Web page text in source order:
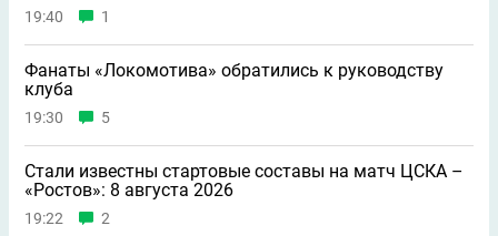
19:40 1
Фанаты «Локомотива» обратились к руководству
клуба
19:30 5
Стали известны стартовые составы на матч ЦСКА –
«Ростов»: 8 августа 2026
19:22 2